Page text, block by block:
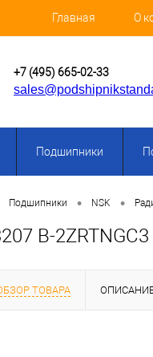
Главная О
+7 (495) 665-02-33
Подшипники
Подшипники • NSK •
B-2ZRTNGC3
ТОВАРА